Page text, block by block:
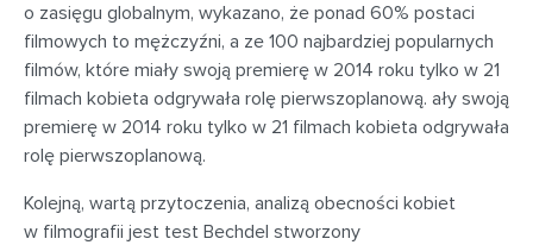
o zasięgu globalnym, wykazano, że ponad 60% postaci
filmowych to mężczyźni, a ze 100 najbardziej popularnych
filmów, które miały swoją premierę w 2014 roku tylko w 21
filmach kobieta odgrywała rolę pierwszoplanową. ały swoją
premierę w 2014 roku tylko w 21 filmach kobieta odgrywała
rolę pierwszoplanową.
Kolejną, wartą przytoczenia, analizą obecności kobiet
w filmografii jest test Bechdel stworzony